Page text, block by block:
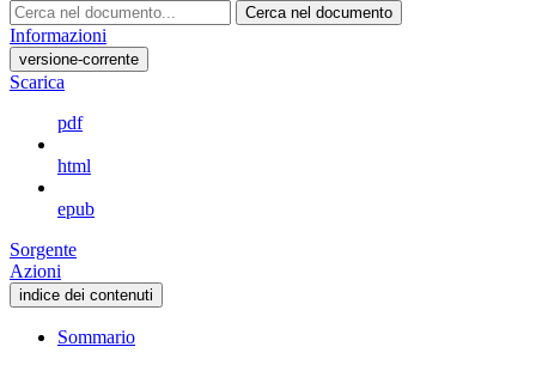
Cerca nel documento
Informazioni
versione-corrente
Scarica
pdf
html
epub
Sorgente
Azioni
indice dei contenuti
Sommario